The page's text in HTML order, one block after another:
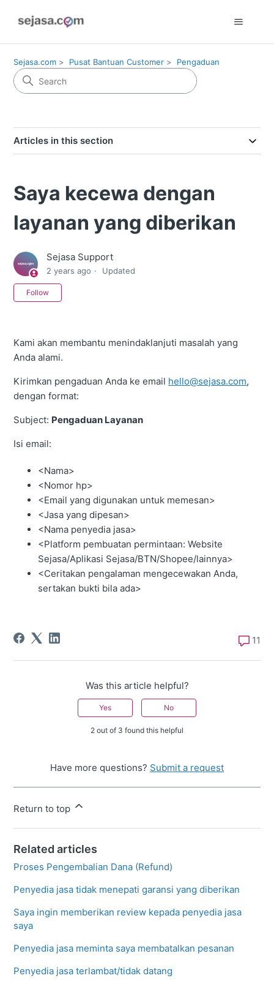
Sejasa.com Pusat Bantuan Customer Pengaduan
Articles in this section
Saya kecewa dengan
layanan yang diberikan
Sejasa Support
2 years ago Updated
Follow
Kami akan membantu menindaklanjuti masalah yang
Anda alami.
Kirimkan pengaduan Anda ke email hello@sejasa.com,
dengan format:
Subject: Pengaduan Layanan
Isi email:
<Nama>
<Nomor hp>
<Email yang digunakan untuk memesan>
<Jasa yang dipesan>
<Nama penyedia jasa>
<Platform pembuatan permintaan: Website
Sejasa/Aplikasi Sejasa/BTN/Shopee/lainnya>
<Ceritakan pengalaman mengecewakan Anda,
sertakan bukti bila ada>
11
Was this article helpful?
Yes No
2 out of 3 found this helpful
Have more questions? Submit a request
Return to top
Related articles
Proses Pengembalian Dana (Refund)
Penyedia jasa tidak menepati garansi yang diberikan
Saya ingin memberikan review kepada penyedia jasa
saya
Penyedia jasa meminta saya membatalkan pesanan
Penyedia jasa terlambat/tidak datang